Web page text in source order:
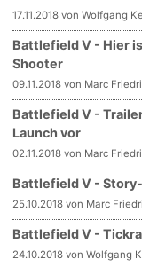
17.11.2018 von Wolfgang
Battlefield V - Hier
Shooter
09.11.2018 von Marc
Battlefield V -
Launch vor
02.11.2018 von Marc
Battlefield V -
25.10.2018 von Marc
Battlefield V -
24.10.2018 von Wolfgang